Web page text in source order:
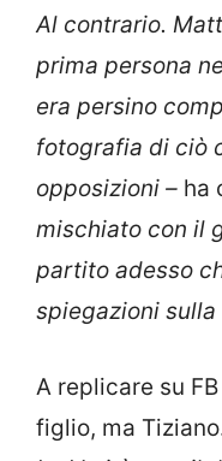
Al contrario.
prima persona
era persino
fotografia di ciò
opposizioni – ha
mischiato con il
partito adesso
spiegazioni
A replicare su
figlio, ma